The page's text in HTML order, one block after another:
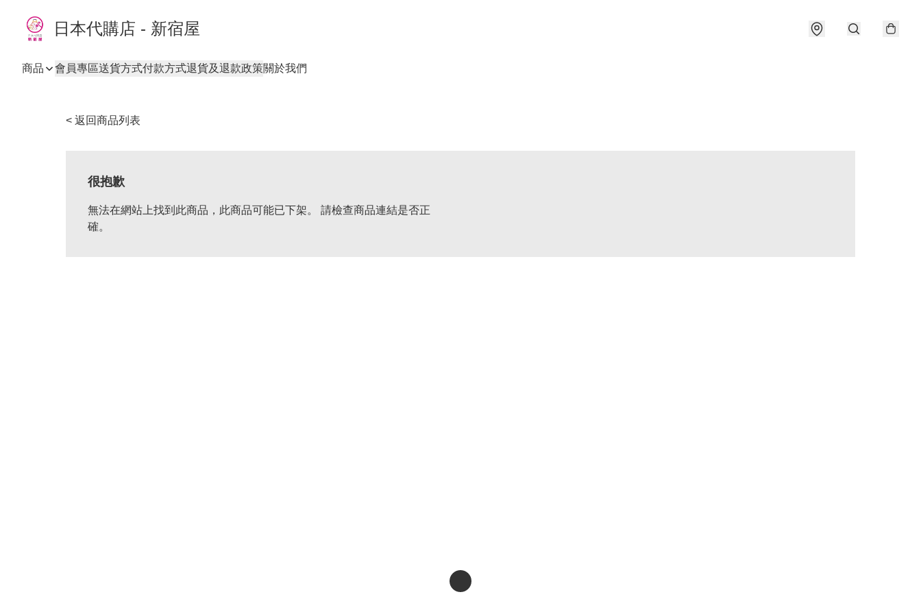
日本代購店 - 新宿屋
商品 會員專區送貨方式付款方式退貨及退款政策關於我們
< 返回商品列表
很抱歉
無法在網站上找到此商品，此商品可能已下架。 請檢查商品連結是否正
確。